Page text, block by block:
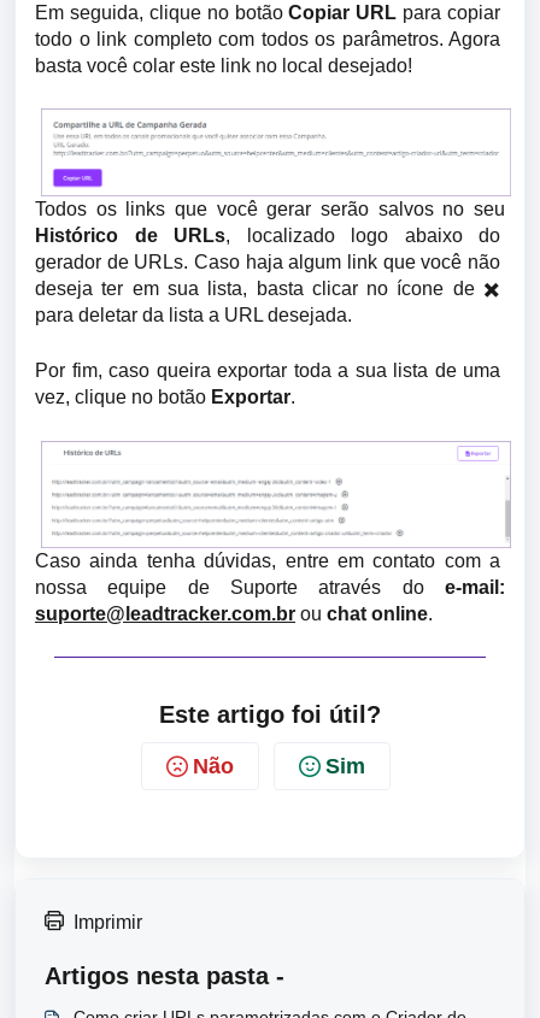
Em seguida, clique no botão Copiar URL para copiar
todo o link completo com todos os parâmetros. Agora
basta você colar este link no local desejado!
Todos os links que você gerar serão salvos no seu
Histórico de URLs, localizado logo abaixo do
gerador de URLs. Caso haja algum link que você não
deseja ter em sua lista, basta clicar no ícone de ✖️
para deletar da lista a URL desejada.
Por fim, caso queira exportar toda a sua lista de uma
vez, clique no botão Exportar.
Caso ainda tenha dúvidas, entre em contato com a
nossa equipe de Suporte através do e-mail:
suporte@leadtracker.com.br ou chat online.
Este artigo foi útil?
Não Sim
Imprimir
Artigos nesta pasta -